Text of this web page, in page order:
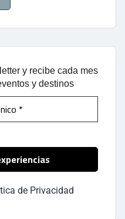
y recibe cada mes
y destinos
de Privacidad